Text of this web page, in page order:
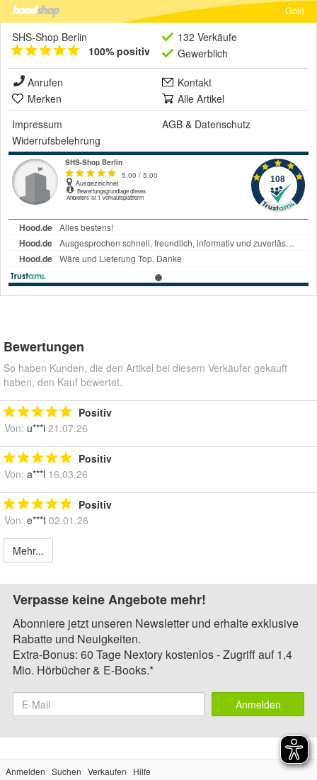
Gold
SHS-Shop Berlin
100% positiv
132 Verkäufe
Gewerblich
Anrufen
Kontakt
Merken
Alle Artikel
Impressum
AGB & Datenschutz
Widerrufsbelehrung
Bewertungen
So haben Kunden, die den Artikel bei diesem Verkäufer gekauft
haben, den Kauf bewertet.
Positiv
Von: u***i 21.07.26
Positiv
Von: a***l 16.03.26
Positiv
Von: e***t 02.01.26
Mehr...
Verpasse keine Angebote mehr!
Abonniere jetzt unseren Newsletter und erhalte exklusive
Rabatte und Neuigkeiten.
Extra-Bonus: 60 Tage Nextory kostenlos - Zugriff auf 1,4
Mio. Hörbücher & E-Books.*
Anmelden
Anmelden Suchen Verkaufen
Hilfe